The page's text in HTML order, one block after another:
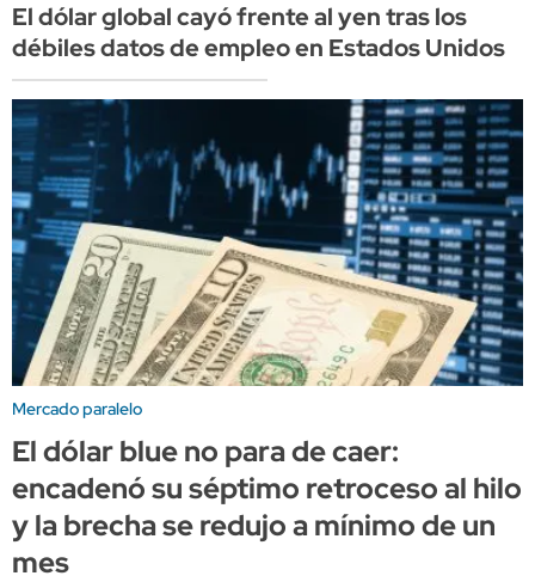
El dólar global cayó frente al yen tras los
débiles datos de empleo en Estados Unidos
Mercado paralelo
El dólar blue no para de caer:
encadenó su séptimo retroceso al hilo
y la brecha se redujo a mínimo de un
mes